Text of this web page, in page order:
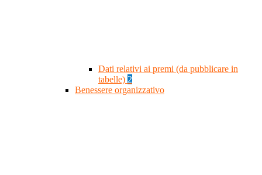
Dati relativi ai premi (da pubblicare in
tabelle) 2
Benessere organizzativo